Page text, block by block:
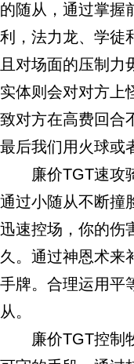
的随从，通过掌握
利，法力龙、学徒
且对场面的压制力
实体则会对对方上
致对方在高费回合
最后我们用火球或
廉价TGT速攻
通过小随从不断撞
迅速控场，你的伤
久。通过神恩术来
手牌。合理运用平
从。
廉价TGT控制